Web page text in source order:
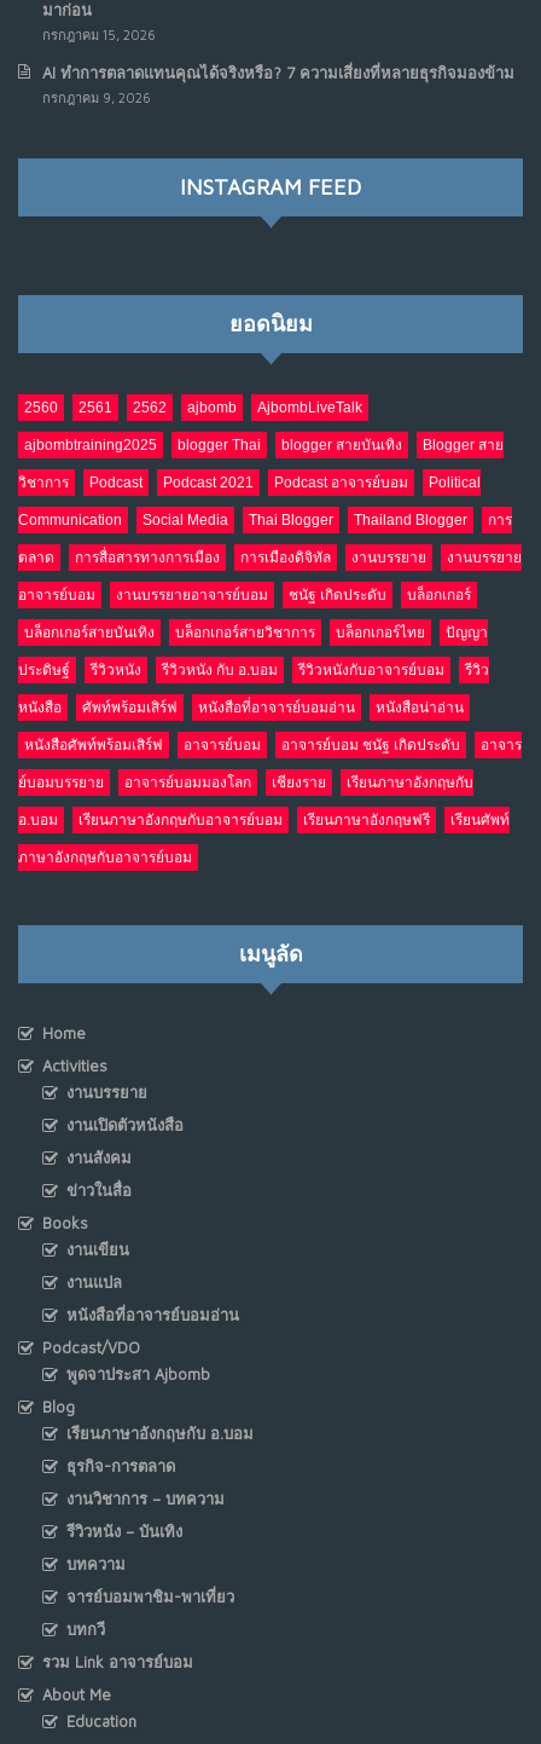
มาก่อน
กรกฎาคม 15, 2026
AI ทำการตลาดแทนคุณได้จริงหรือ? 7 ความเสี่ยงที่หลายธุรกิจมองข้าม
กรกฎาคม 9, 2026
INSTAGRAM FEED
ยอดนิยม
2560 2561 2562 ajbomb AjbombLiveTalk
ajbombtraining2025 blogger Thai blogger สายบันเทิง Blogger สาย
วิชาการ Podcast Podcast 2021 Podcast อาจารย์บอม Political
Communication Social Media Thai Blogger Thailand Blogger การ
ตลาด การสื่อสารทางการเมือง การเมืองดิจิทัล งานบรรยาย งานบรรยาย
อาจารย์บอม งานบรรยายอาจารย์บอม ชนัฐ เกิดประดับ บล็อกเกอร์
บล็อกเกอร์สายบันเทิง บล็อกเกอร์สายวิชาการ บล็อกเกอร์ไทย ปัญญา
ประดิษฐ์ รีวิวหนัง รีวิวหนัง กับ อ.บอม รีวิวหนังกับอาจารย์บอม รีวิว
หนังสือ ศัพท์พร้อมเสิร์ฟ หนังสือที่อาจารย์บอมอ่าน หนังสือน่าอ่าน
หนังสือศัพท์พร้อมเสิร์ฟ อาจารย์บอม อาจารย์บอม ชนัฐ เกิดประดับ อาจาร
ย์บอมบรรยาย อาจารย์บอมมองโลก เชียงราย เรียนภาษาอังกฤษกับ
อ.บอม เรียนภาษาอังกฤษกับอาจารย์บอม เรียนภาษาอังกฤษฟรี เรียนศัพท์
ภาษาอังกฤษกับอาจารย์บอม
เมนูลัด
Home
Activities
งานบรรยาย
งานเปิดตัวหนังสือ
งานสังคม
ข่าวในสื่อ
Books
งานเขียน
งานแปล
หนังสือที่อาจารย์บอมอ่าน
Podcast/VDO
พูดจาประสา Ajbomb
Blog
เรียนภาษาอังกฤษกับ อ.บอม
ธุรกิจ-การตลาด
งานวิชาการ – บทความ
รีวิวหนัง – บันเทิง
บทความ
จารย์บอมพาชิม-พาเที่ยว
บทกวี
รวม Link อาจารย์บอม
About Me
Education